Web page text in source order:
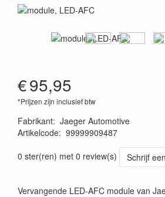
€95,95
*Prijzen zijn inclusief btw
Fabrikant: Jaeger Automotive
Artikelcode: 99999909487
0 ster(ren) met 0 review(s)
Schrijf
Vervangende LED-AFC module van